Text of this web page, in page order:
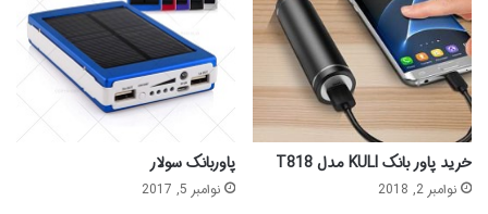
خرید پاور بانک KULI مدل T818
نوامبر 2, 2018
پاوربانک سولار
نوامبر 5, 2017